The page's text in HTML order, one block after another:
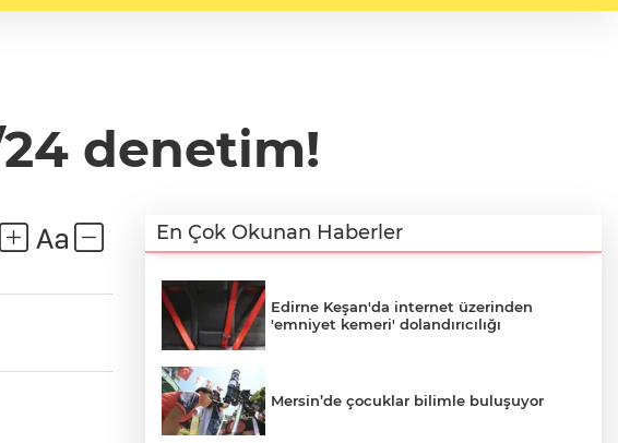
denetim!
En Çok Okunan Haberler
Edirne Keşan'da internet üzerinden
'emniyet kemeri' dolandırıcılığı
Mersin’de çocuklar bilimle buluşuyor